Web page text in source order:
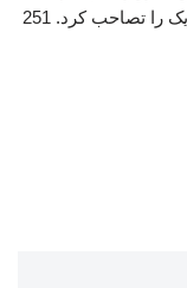
فوتبال ایران عنوان بهترین بازیکن دیدار با بلژیک را تصاحب کرد. 251